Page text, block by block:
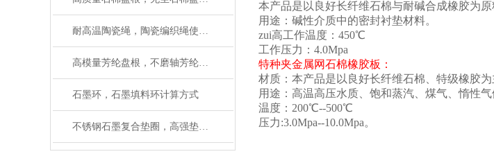
耐高温陶瓷绳，陶瓷编织绳使用温度多少
高模量芳纶盘根，不磨轴芳纶盘根使用设备及应用
石墨环，石墨填料环计算方式
不锈钢石墨复合垫圈，高强垫片生产工艺
本产品是以良好长纤维石棉与耐碱合成橡胶为
用途：碱性介质中的密封衬垫材料。
zui高工作温度：450℃
工作压力：4.0Mpa
特种夹金属网石棉橡胶板：
材质：本产品是以良好长纤维石棉、特级橡胶
用途：高温高压水质、饱和蒸汽、煤气、惰性
温度：200℃--500℃
压力:3.0Mpa--10.0Mpa。